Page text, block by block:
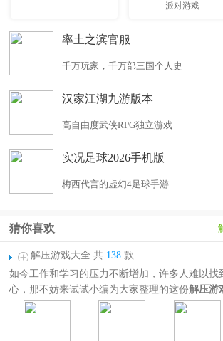
派对游戏
率土之滨官服
千万玩家，千万部三国个人史
汉家江湖九游版本
高自由度武侠RPG独立游戏
实况足球2026手机版
梅西代言的虚幻4足球手游
猜你喜欢
解压游戏大全 共 138 款
如今工作和学习的压力不断增加，许多人难以找
心，那不妨来试试小编为大家整理的这份解压游
心消消乐、梦幻家园、苏打序列、猪了个猪等热